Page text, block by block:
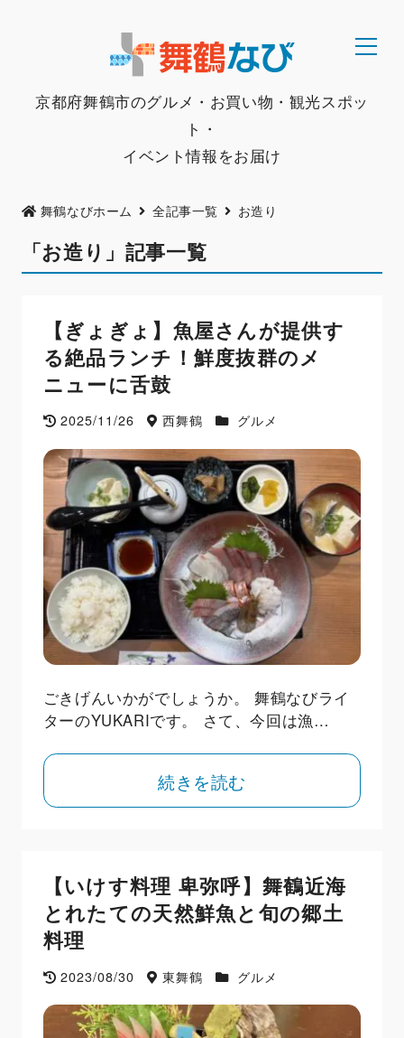
京都府舞鶴市のグルメ・お買い物・観光スポッ
ト・
イベント情報をお届け
舞鶴なびホーム 全記事一覧 お造り
「お造り」記事一覧
【ぎょぎょ】魚屋さんが提供す
る絶品ランチ！鮮度抜群のメ
ニューに舌鼓
2025/11/26 西舞鶴 グルメ
ごきげんいかがでしょうか。 舞鶴なびライ
ターのYUKARIです。 さて、今回は漁…
続きを読む
【いけす料理 卑弥呼】舞鶴近海
とれたての天然鮮魚と旬の郷土
料理
2023/08/30 東舞鶴 グルメ